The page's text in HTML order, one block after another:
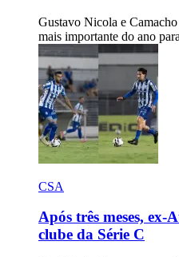
Gustavo Nicola e
mais importante do ano
CSA
Após três meses, ex-
clube da Série C